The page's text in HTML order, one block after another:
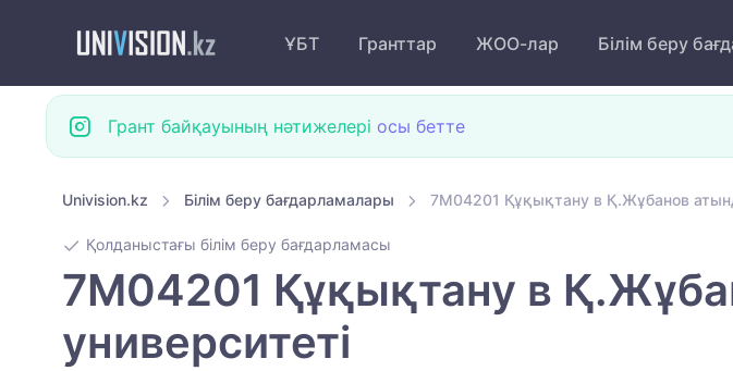
ҰБТ Гранттар ЖОО-лар Білім беру
Грант байқауының нәтижелері осы бетте
Univision.kz Білім беру бағдарламалары 7M04201 Құқықтану в Қ.Жұбанов
Қолданыстағы білім беру бағдарламасы
7M04201 Құқықтану в
университеті